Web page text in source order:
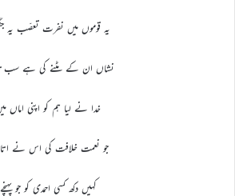
یہ قوموں میں نفرت تعصّب یہ
نشاں ان کے مٹنے کی ہے سب
خدا نے لیا ہم کو اپنی اماں
جو نعمت خلافت کی اس نے
کہیں دکھ کسی احمدی کو جو پہنچے